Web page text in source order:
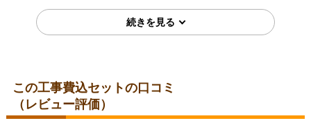
東京都港区
この工事費込セットの口コミ
（レビュー評価）